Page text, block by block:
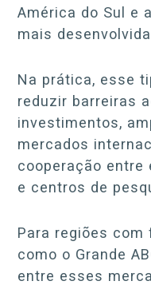
América do Sul e
mais
Na prática, esse
reduzir barreiras
investimentos,
mercados
cooperação entre
e centros de
Para regiões
como o Grande
entre esses